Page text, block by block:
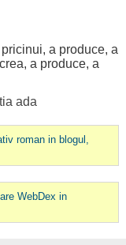
pricinui, a produce, a
crea, a produce, a
ada
roman in blogul,
WebDex in